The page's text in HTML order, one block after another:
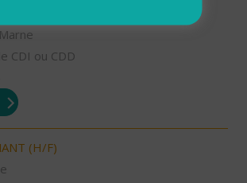
(H/F)
CDI ou CDD
(H/F)